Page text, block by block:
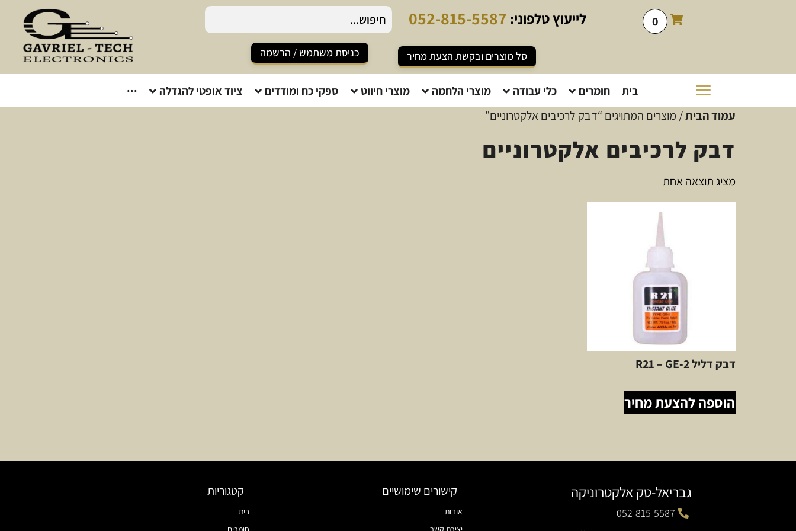
0 לייעוץטלפוני: 052-815-5587
סל מוצרים ובקשת הצעת מחיר כניסת משתמש / הרשמה
בית חומרים כלי עבודה מוצרי הלחמה מוצרי חיווט ספקי כח ומודדים ציוד אופטי להגדלה ···
עמוד הבית/ מוצרים המתויגים “דבק לרכיבים אלקטרוניים”
דבק לרכיבים אלקטרוניים
מציג תוצאה אחת
דבק דליל R21 – GE-2
הוספה להצעת מחיר
גבריאל-טק אלקטרוניקה
052-815-5587
קישורים שימושיים
אודות
קטגוריות
בית